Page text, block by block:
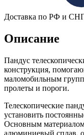
Доставка по РФ и
Описание
Пандус
конструкция,
маломобильным
пролеты и пороги.
Телескопические
установить
Основным
алюминиевый сплав,